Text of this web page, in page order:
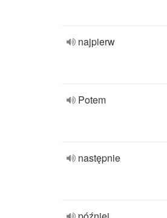
najpierw
Potem
następnie